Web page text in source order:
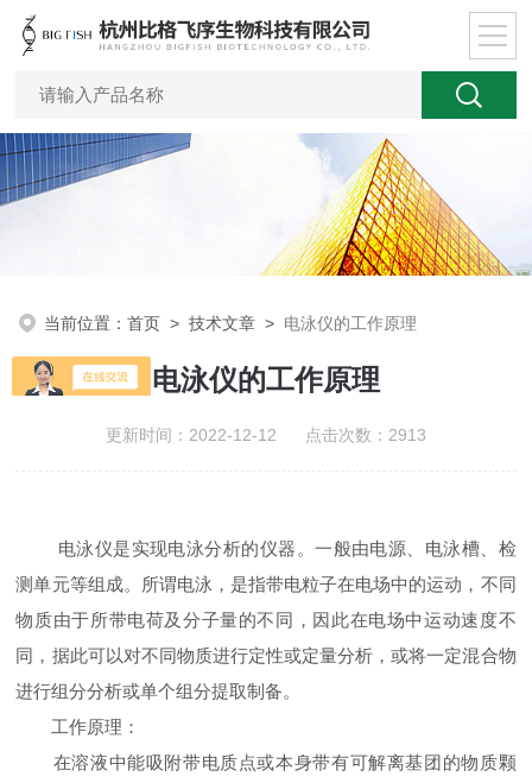
当前位置：首页 >技术文章 > 电泳仪的工作原理
电泳仪的工作原理
更新时间：2022-12-12 点击次数：2913
电泳仪是实现电泳分析的仪器。一般由电源、电泳槽、检
测单元等组成。所谓电泳，是指带电粒子在电场中的运动，不同
物质由于所带电荷及分子量的不同，因此在电场中运动速度不
同，据此可以对不同物质进行定性或定量分析，或将一定混合物
进行组分分析或单个组分提取制备。
工作原理：
在溶液中能吸附带电质点或本身带有可解离基团的物质颗